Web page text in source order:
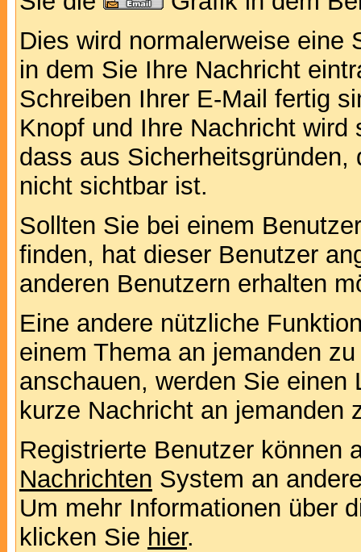
Dies wird normalerweise eine
in dem Sie Ihre Nachricht
Schreiben Ihrer E-Mail fertig
Knopf und Ihre Nachricht
dass aus
nicht sichtbar ist.
Sollten Sie bei einem
finden, hat dieser Benutzer
anderen Benutzern erhalten
Eine andere nützliche
einem Thema an jemanden
anschauen, werden Sie
kurze Nachricht an jemanden
Registrierte Benutzer können
Nachrichten System an
Um mehr Informationen über
klicken Sie hier.